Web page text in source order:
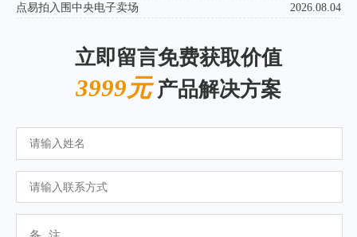
点易拍入围中央电子卖场
2026.08.04
立即留言免费获取价值
3999元产品解决方案